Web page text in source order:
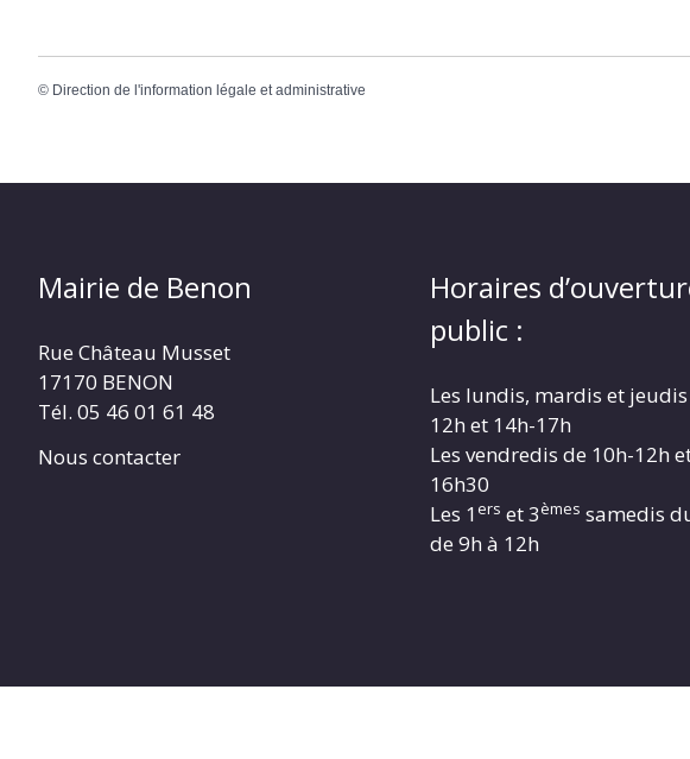
© Direction de l'information légale et administrative
Mairie de Benon
Rue Château Musset
17170 BENON
Tél. 05 46 01 61 48
Nous contacter
Horaires
public :
Les lundis, mardis et
12h et 14h-17h
Les vendredis de 10h-12h
16h30
Les 1 ers et 3èmes samedis
de 9h à 12h